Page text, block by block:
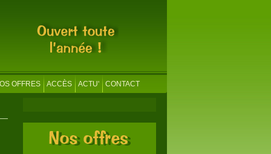
OFFRES ACCÈS ACTU' CONTACT